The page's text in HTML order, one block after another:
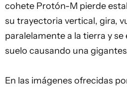
cohete Protón-M pierde
su trayectoria vertical, gira,
paralelamente a la tierra y
suelo causando una
En las imágenes ofrecidas